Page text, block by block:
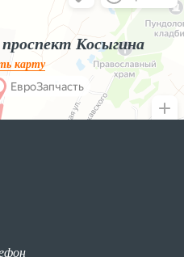
Косыгина
карту